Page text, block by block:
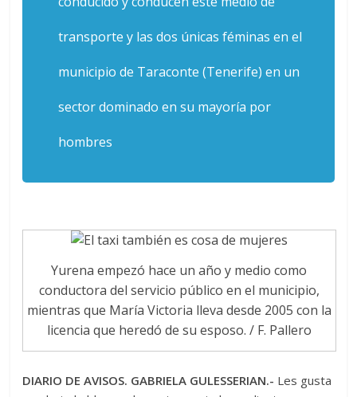
transporte y las dos únicas féminas en el
municipio de Taraconte (Tenerife) en un
sector dominado en su mayoría por
hombres
Yurena empezó hace un año y medio como
conductora del servicio público en el municipio,
mientras que María Victoria lleva desde 2005 con la
licencia que heredó de su esposo. / F. Pallero
DIARIO DE AVISOS. GABRIELA GULESSERIAN.- Les gusta